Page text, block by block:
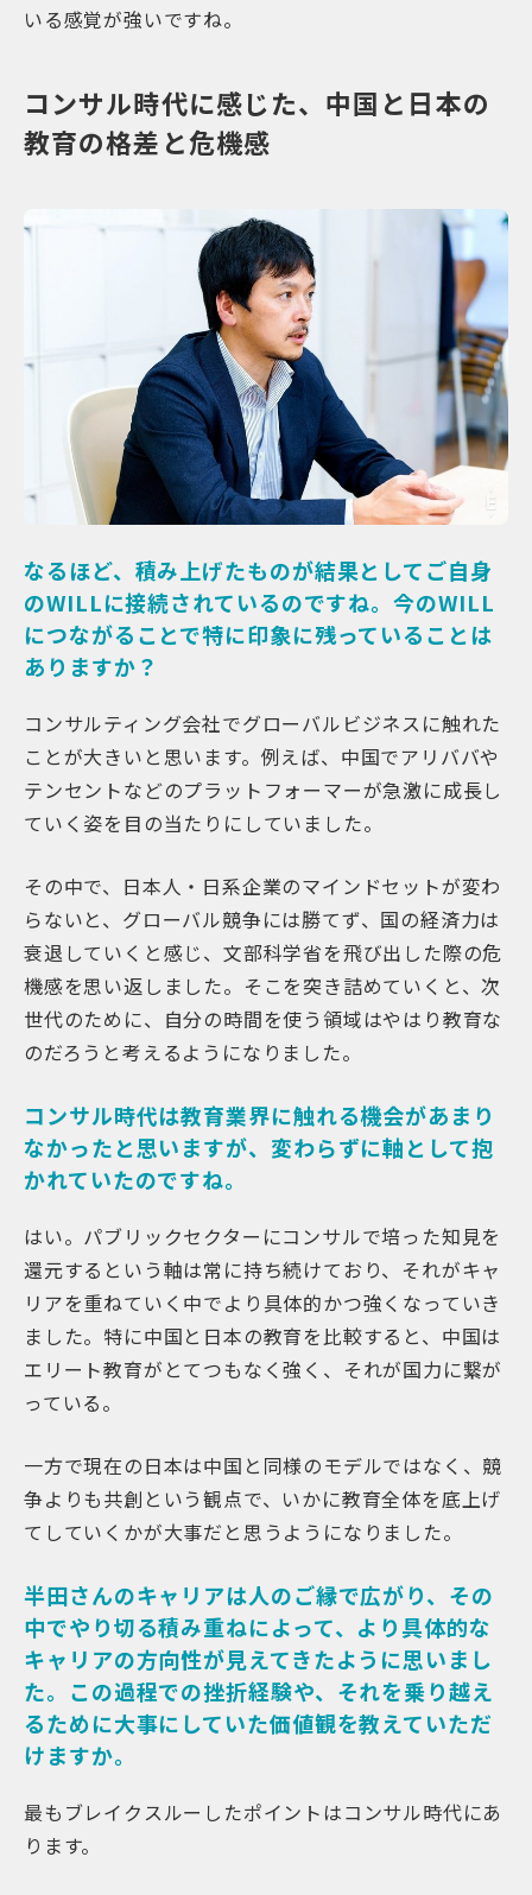
いる感覚が強いですね。
コンサル時代に感じた、中国と日本の
教育の格差と危機感
なるほど、積み上げたものが結果としてご自身
のWILLに接続されているのですね。今のWILL
につながることで特に印象に残っていることは
ありますか？
コンサルティング会社でグローバルビジネスに触れた
ことが大きいと思います。例えば、中国でアリババや
テンセントなどのプラットフォーマーが急激に成長し
ていく姿を目の当たりにしていました。
その中で、日本人・日系企業のマインドセットが変わ
らないと、グローバル競争には勝てず、国の経済力は
衰退していくと感じ、文部科学省を飛び出した際の危
機感を思い返しました。そこを突き詰めていくと、次
世代のために、自分の時間を使う領域はやはり教育な
のだろうと考えるようになりました。
コンサル時代は教育業界に触れる機会があまり
なかったと思いますが、変わらずに軸として抱
かれていたのですね。
はい。パブリックセクターにコンサルで培った知見を
還元するという軸は常に持ち続けており、それがキャ
リアを重ねていく中でより具体的かつ強くなっていき
ました。特に中国と日本の教育を比較すると、中国は
エリート教育がとてつもなく強く、それが国力に繋が
っている。
一方で現在の日本は中国と同様のモデルではなく、競
争よりも共創という観点で、いかに教育全体を底上げ
てしていくかが大事だと思うようになりました。
半田さんのキャリアは人のご縁で広がり、その
中でやり切る積み重ねによって、より具体的な
キャリアの方向性が見えてきたように思いまし
た。この過程での挫折経験や、それを乗り越え
るために大事にしていた価値観を教えていただ
けますか。
最もブレイクスルーしたポイントはコンサル時代にあ
ります。